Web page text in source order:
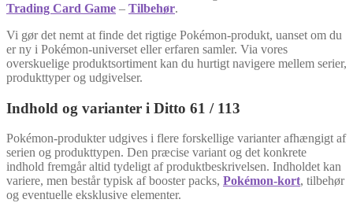
Trading Card Game – Tilbehør.
Vi gør det nemt at finde det rigtige Pokémon-produkt, uanset om du
er ny i Pokémon-universet eller erfaren samler. Via vores
overskuelige produktsortiment kan du hurtigt navigere mellem serier,
produkttyper og udgivelser.
Indhold og varianter i Ditto 61 / 113
Pokémon-produkter udgives i flere forskellige varianter afhængigt af
serien og produkttypen. Den præcise variant og det konkrete
indhold fremgår altid tydeligt af produktbeskrivelsen. Indholdet kan
variere, men består typisk af booster packs, Pokémon-kort, tilbehør
og eventuelle eksklusive elementer.